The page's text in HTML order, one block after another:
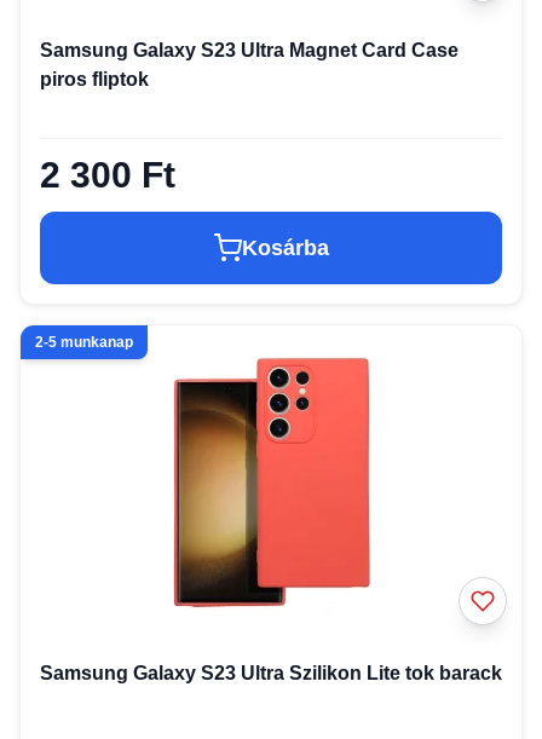
Samsung Galaxy S23 Ultra Magnet Card Case
piros fliptok
2 300 Ft
Kosárba
2-5 munkanap
Samsung Galaxy S23 Ultra Szilikon Lite tok barack